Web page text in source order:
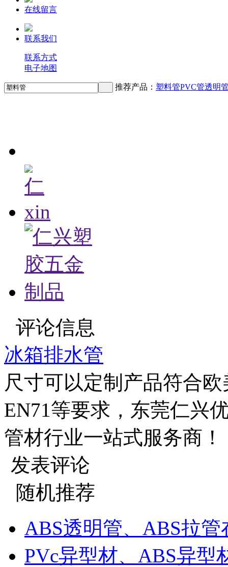
在线留言
联系我们
联系方式
电子地图
推荐产品： 塑料管PVC管透明
评论信息
冰箱排水管
尺寸可以定制产品符合欧
EN71等要求，东莞仁兴
管材行业一站式服务商！
发表评论
随机推荐
ABS透明管、ABS拉
PVc异型材、ABS异型